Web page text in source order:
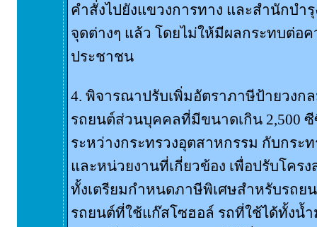
คำสั่งไปยังแขวงการทาง และสำนักบำ
จุดต่างๆ แล้ว โดยไม่ให้มีผลกระทบต่อ
ประชาชน
4. พิจารณาปรับเพิ่มอัตราภาษีป้ายวงก
รถยนต์ส่วนบุคคลที่มีขนาดเกิน 2,500
ระหว่างกระทรวงอุตสาหกรรม กับกระ
และหน่วยงานที่เกี่ยวข้อง เพื่อปรับโคร
ทั้งเตรียมกำหนดภาษีพิเศษสำหรับรถย
รถยนต์ที่ใช้แก๊สโซฮอล์ รถที่ใช้ได้ทั้งน้